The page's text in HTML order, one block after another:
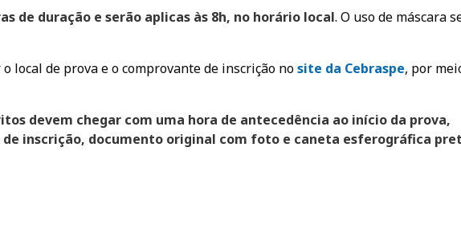
de duração e serão aplicas às 8h, no horário local. O uso de máscara
local de prova e o comprovante de inscrição nosite da Cebraspe, por
devem chegar com uma hora de antecedência ao início da prova,
inscrição, documento original com foto e caneta esferográfica